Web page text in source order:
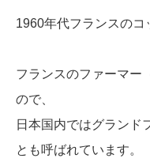
1960年代フランスのコ
フランスのファーマー
ので、
日本国内ではグランド
とも呼ばれています。